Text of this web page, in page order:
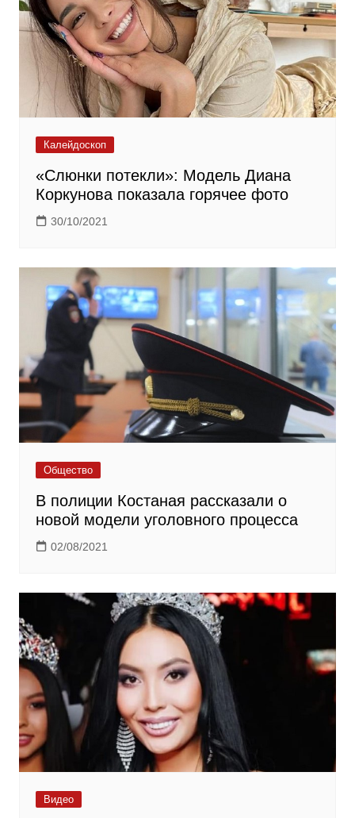
Калейдоскоп
«Слюнки потекли»: Модель Диана
Коркунова показала горячее фото
30/10/2021
Общество
В полиции Костаная рассказали о
новой модели уголовного процесса
02/08/2021
Видео